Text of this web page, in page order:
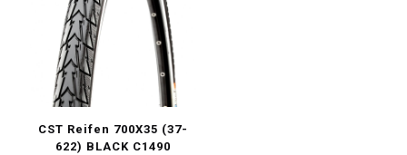
CST Reifen 700X35 (37-
622) BLACK C1490